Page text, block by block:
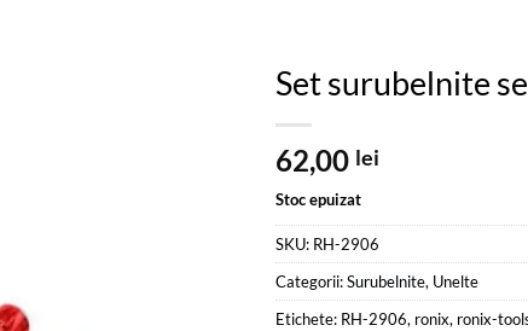
Set surubelnite
62,00 lei
Stoc epuizat
SKU: RH-2906
Categorii:Surubelnite, Unelte
Etichete: RH-2906, ronix, ronix-